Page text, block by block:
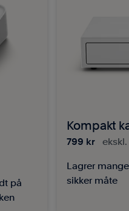
på
Kompakt
799 kr
Lagrer
sikker måte